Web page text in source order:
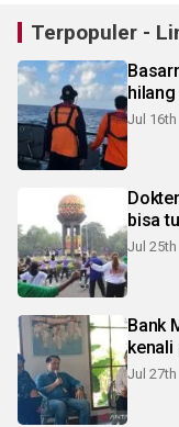
Terpopuler -
hilang
Jul 16th
bisa
Jul 25th
Bank
kenali
Jul 27th